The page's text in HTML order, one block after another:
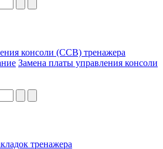
Замена платы управления консоли